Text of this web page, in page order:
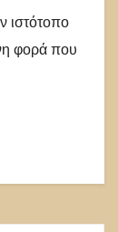
ιστότοπο
φορά που